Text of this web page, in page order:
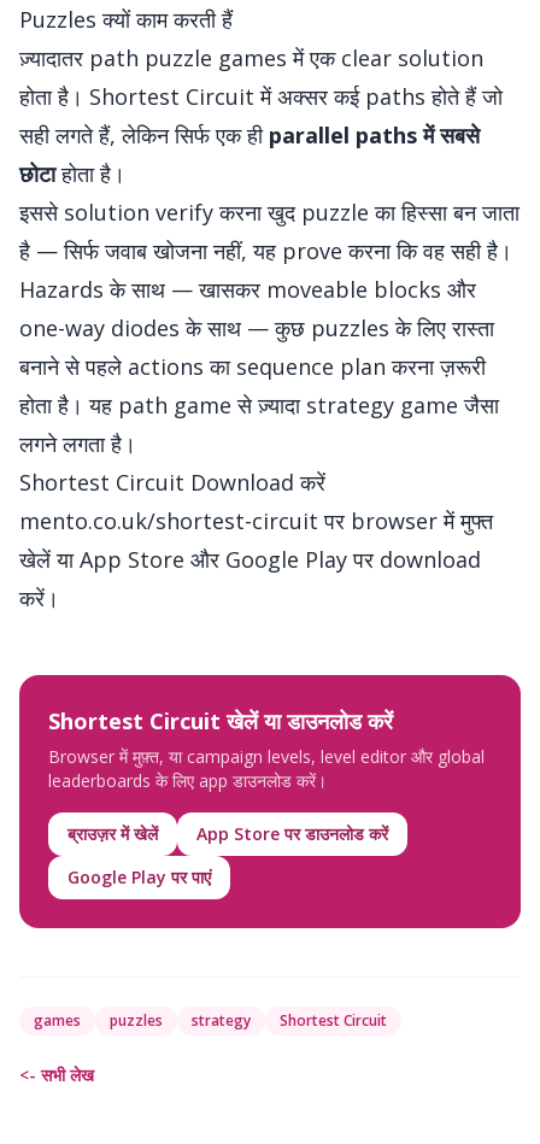
Puzzles क्यों काम करती हैं
ज़्यादातर path puzzle games में एक clear solution
होता है। Shortest Circuit में अक्सर कई paths होते हैं जो
सही लगते हैं, लेकिन सिर्फ एक ही parallel paths में सबसे
छोटाहोता है।
इससे solution verify करना खुद puzzle का हिस्सा बन जाता
है — सिर्फ जवाब खोजना नहीं, यह prove करना कि वह सही है।
Hazards के साथ — खासकर moveable blocks और
one-way diodes के साथ — कुछ puzzles के लिए रास्ता
बनाने से पहले actions का sequence plan करना ज़रूरी
होता है। यह path game से ज़्यादा strategy game जैसा
लगने लगता है।
Shortest Circuit Download करें
mento.co.uk/shortest-circuit पर browser में मुफ्त
खेलें याApp Store और Google Playपर download
करें।
Shortest Circuit खेलें या डाउनलोड करें
Browser में मुफ़्त, या campaign levels, level editor और global
leaderboards के लिए app डाउनलोड करें।
ब्राउज़र में खेलें
App Store पर डाउनलोड करें
Google Play पर पाएं
games puzzles strategy Shortest Circuit
<- सभी लेख